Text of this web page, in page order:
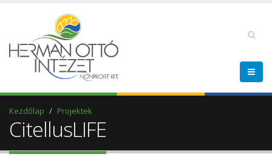
Kezdőlap Projektek
CitellusLIFE